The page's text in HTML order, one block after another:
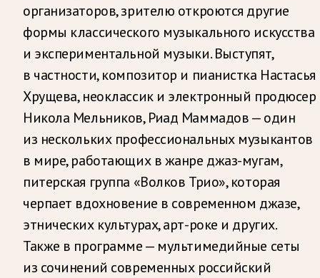
организаторов, зрителю откроются другие
формы классического музыкального искусства
и экспериментальной музыки. Выступят,
в частности, композитор и пианистка Настасья
Хрущева, неоклассик и электронный продюсер
Никола Мельников, Риад Маммадов — один
из нескольких профессиональных музыкантов
в мире, работающих в жанре джаз-мугам,
питерская группа «Волков Трио», которая
черпает вдохновение в современном джазе,
этнических культурах, арт-роке и других.
Также в программе — мультимедийные сеты
из сочинений современных российский